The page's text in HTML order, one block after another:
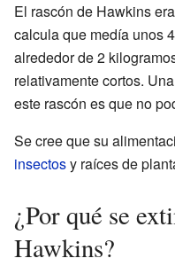
El rascón de Hawkins
calcula que medía unos
alrededor de 2
relativamente cortos.
este rascón es que no
Se cree que su
insectosy raíces de
¿Por qué se
Hawkins?